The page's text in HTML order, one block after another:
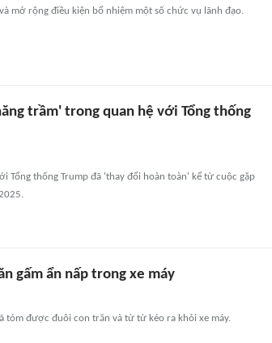
mở rộng điều kiện bổ nhiệm một số chức vụ lãnh đạo.
trầm' trong quan hệ với Tổng thống
Tổng thống Trump đã 'thay đổi hoàn toàn' kể từ cuộc gặp
gấm ẩn nấp trong xe máy
tóm được đuôi con trăn và từ từ kéo ra khỏi xe máy.